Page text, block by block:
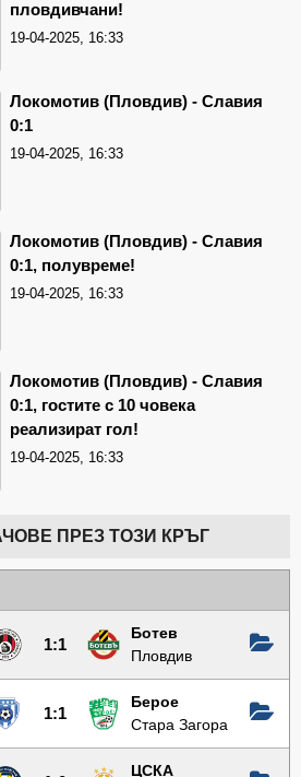
пловдивчани!
19-04-2025, 16:33
Локомотив (Пловдив) - Славия
0:1
19-04-2025, 16:33
Локомотив (Пловдив) - Славия
0:1, полувреме!
19-04-2025, 16:33
Локомотив (Пловдив) - Славия
0:1, гостите с 10 човека
реализират гол!
19-04-2025, 16:33
ПРЕЗ ТОЗИ КРЪГ
1:1
Ботев
Пловдив
1:1
Берое
Стара Загора
ЦСКА